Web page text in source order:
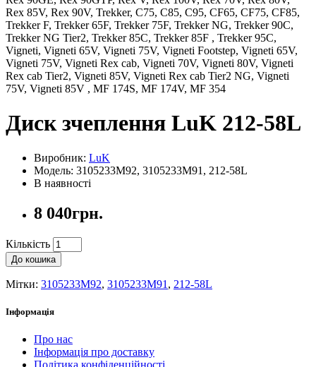
Rex 85V, Rex 90V, Trekker, C75, C85, C95, CF65, CF75, CF85,
Trekker F, Trekker 65F, Trekker 75F, Trekker NG, Trekker 90C,
Trekker NG Tier2, Trekker 85C, Trekker 85F , Trekker 95C,
Vigneti, Vigneti 65V, Vigneti 75V, Vigneti Footstep, Vigneti 65V,
Vigneti 75V, Vigneti Rex cab, Vigneti 70V, Vigneti 80V, Vigneti
Rex cab Tier2, Vigneti 85V, Vigneti Rex cab Tier2 NG, Vigneti
75V, Vigneti 85V , MF 174S, MF 174V, MF 354
Диск зчеплення LuK 212-58L
Виробник: LuK
Модель: 3105233M92, 3105233M91, 212-58L
В наявності
8 040грн.
Кількість
До кошика
Мітки: 3105233M92, 3105233M91 , 212-58L
Інформація
Про нас
Інформація про доставку
Політика конфіденційності